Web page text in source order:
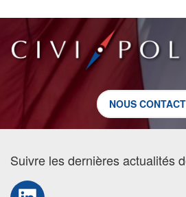
NOUS
Suivre les dernières actualités